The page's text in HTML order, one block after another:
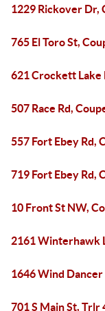
1229 Rickover Dr,
765 El Toro St,
621 Crockett Lake
507 Race Rd,
557 Fort Ebey Rd,
719 Fort Ebey Rd,
10 Front St NW,
2161 Winterhawk
1646 Wind
701 S Main St, Trlr